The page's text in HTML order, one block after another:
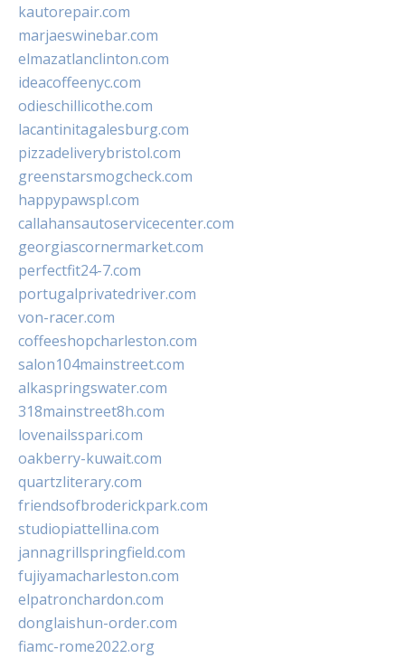
kautorepair.com
marjaeswinebar.com
elmazatlanclinton.com
ideacoffeenyc.com
odieschillicothe.com
lacantinitagalesburg.com
pizzadeliverybristol.com
greenstarsmogcheck.com
happypawspl.com
callahansautoservicecenter.com
georgiascornermarket.com
perfectfit24-7.com
portugalprivatedriver.com
von-racer.com
coffeeshopcharleston.com
salon104mainstreet.com
alkaspringswater.com
318mainstreet8h.com
lovenailsspari.com
oakberry-kuwait.com
quartzliterary.com
friendsofbroderickpark.com
studiopiattellina.com
jannagrillspringfield.com
fujiyamacharleston.com
elpatronchardon.com
donglaishun-order.com
fiamc-rome2022.org